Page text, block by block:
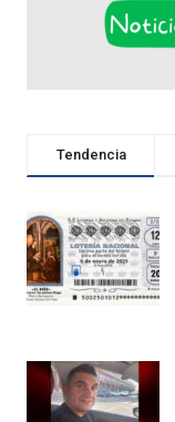
Tendencia